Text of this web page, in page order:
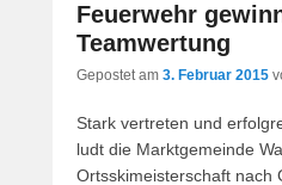
Feuerwehr
Teamwertung
Gepostet am 3. Februar 2015
Stark vertreten und
ludt die Marktgemeinde
Ortsskimeisterschaft nach